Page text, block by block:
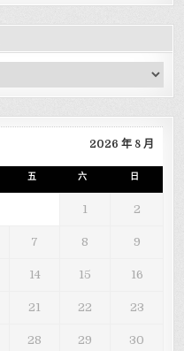
2026 年 8 月
五 六 日
1 2
7 8 9
14 15 16
21 22 23
28 29 30